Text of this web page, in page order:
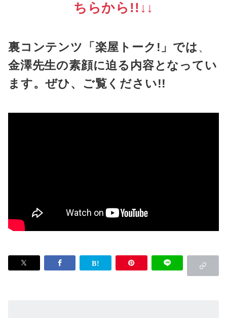
ちらから!! ↓↓
裏コンテンツ「楽屋トーク!」では、
金澤先生の素顔に迫る内容となってい
ます。ぜひ、ご覧ください!!